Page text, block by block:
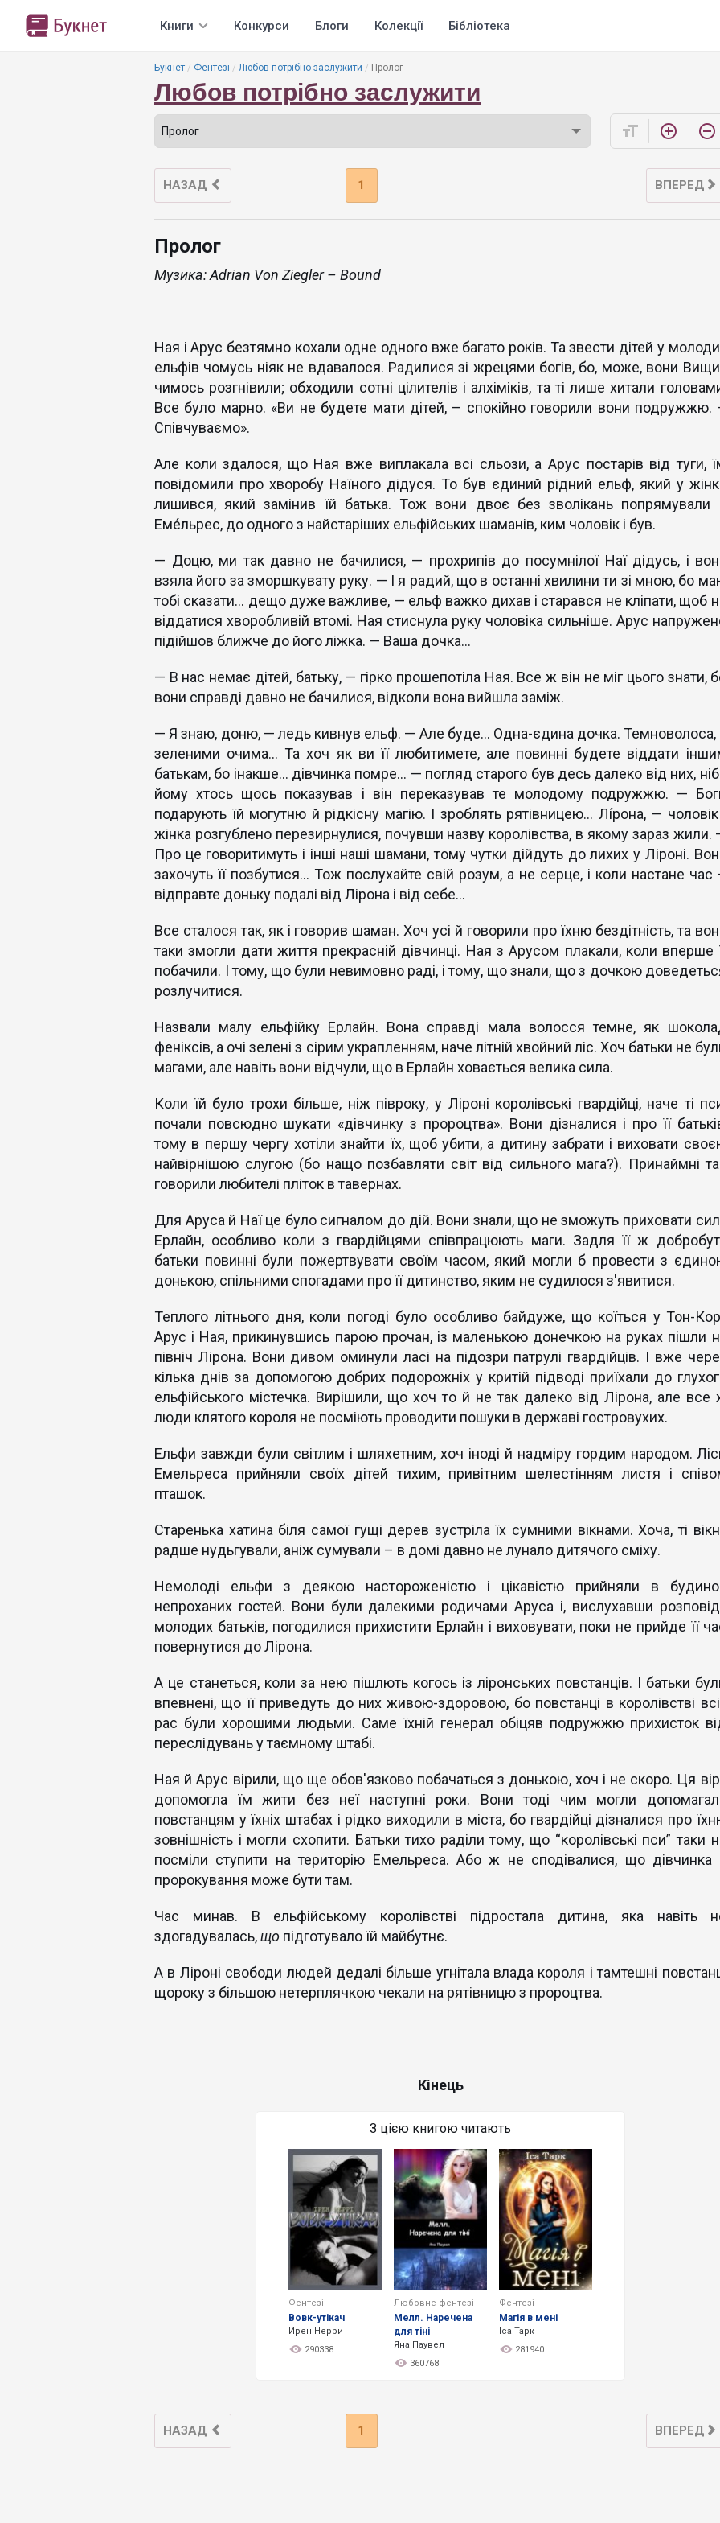
Книги Конкурси Блоги Колекції Бібліотека
Букнет Фентезі Любов потрібно заслужити Пролог
Любов потрібно заслужити
format_size add_circle_outline remove_circle_outline
НАЗАД 1 ВПЕРЕД
Пролог
Музика: Adrian Von Ziegler – Bound
Ная і Арус безтямно кохали одне одного вже багато років. Та звести дітей у
ельфів чомусь ніяк не вдавалося. Радилися зі жрецями богів, бо, може, вони
чимось розгнівили; обходили сотні цілителів і алхіміків, та ті лише хитали
Все було марно. «Ви не будете мати дітей, – спокійно говорили вони подружжю.
Співчуваємо».
Але коли здалося, що Ная вже виплакала всі сльози, а Арус постарів від туги,
повідомили про хворобу Наїного дідуся. То був єдиний рідний ельф, який у
лишився, який замінив їй батька. Тож вони двоє без зволікань попрямували
Емéльрес, до одного з найстаріших ельфійських шаманів, ким чоловік і був.
— Доцю, ми так давно не бачилися, — прохрипів до посумнілої Наї дідусь, і
взяла його за зморшкувату руку. — І я радий, що в останні хвилини ти зі мною, бо
тобі сказати… дещо дуже важливе, — ельф важко дихав і старався не кліпати, щоб
віддатися хворобливій втомі. Ная стиснула руку чоловіка сильніше. Арус
підійшов ближче до його ліжка. — Ваша дочка...
— В нас немає дітей, батьку, — гірко прошепотіла Ная. Все ж він не міг цього знати,
вони справді давно не бачилися, відколи вона вийшла заміж.
— Я знаю, доню, — ледь кивнув ельф. — Але буде... Одна-єдина дочка. Темноволоса,
зеленими очима... Та хоч як ви її любитимете, але повинні будете віддати
батькам, бо інакше... дівчинка помре... — погляд старого був десь далеко від них,
йому хтось щось показував і він переказував те молодому подружжю. —
подарують їй могутню й рідкісну магію. І зроблять рятівницею... Лíрона, — чоловік
жінка розгублено перезирнулися, почувши назву королівства, в якому зараз жили.
Про це говоритимуть і інші наші шамани, тому чутки дійдуть до лихих у Ліроні.
захочуть її позбутися... Тож послухайте свій розум, а не серце, і коли настане час
відправте доньку подалі від Лірона і від себе...
Все сталося так, як і говорив шаман. Хоч усі й говорили про їхню бездітність, та
таки змогли дати життя прекрасній дівчинці. Ная з Арусом плакали, коли вперше
побачили. І тому, що були невимовно раді, і тому, що знали, що з дочкою
розлучитися.
Назвали малу ельфійку Ерлайн. Вона справді мала волосся темне, як
феніксів, а очі зелені з сірим украпленням, наче літній хвойний ліс. Хоч батьки не
магами, але навіть вони відчули, що в Ерлайн ховається велика сила.
Коли їй було трохи більше, ніж півроку, у Ліроні королівські гвардійці, наче ті
почали повсюдно шукати «дівчинку з пророцтва». Вони дізналися і про її
тому в першу чергу хотіли знайти їх, щоб убити, а дитину забрати і виховати
найвірнішою слугою (бо нащо позбавляти світ від сильного мага?). Принаймні
говорили любителі пліток в тавернах.
Для Аруса й Наї це було сигналом до дій. Вони знали, що не зможуть приховати
Ерлайн, особливо коли з гвардійцями співпрацюють маги. Задля її ж
батьки повинні були пожертвувати своїм часом, який могли б провести з
донькою, спільними спогадами про її дитинство, яким не судилося з'явитися.
Теплого літнього дня, коли погоді було особливо байдуже, що коїться у Тон-
Арус і Ная, прикинувшись парою прочан, із маленькою донечкою на руках пішли
північ Лірона. Вони дивом оминули ласі на підозри патрулі гвардійців. І вже
кілька днів за допомогою добрих подорожніх у критій підводі приїхали до
ельфійського містечка. Вирішили, що хоч то й не так далеко від Лірона, але все
люди клятого короля не посміють проводити пошуки в державі гостровухих.
Ельфи завжди були світлим і шляхетним, хоч іноді й надміру гордим народом.
Емельреса прийняли своїх дітей тихим, привітним шелестінням листя і
пташок.
Старенька хатина біля самої гущі дерев зустріла їх сумними вікнами. Хоча, ті
радше нудьгували, аніж сумували – в домі давно не лунало дитячого сміху.
Немолоді ельфи з деякою настороженістю і цікавістю прийняли в
непроханих гостей. Вони були далекими родичами Аруса і, вислухавши
молодих батьків, погодилися прихистити Ерлайн і виховувати, поки не прийде її
повернутися до Лірона.
А це станеться, коли за нею пішлють когось із ліронських повстанців. І батьки
впевнені, що її приведуть до них живою-здоровою, бо повстанці в королівстві
рас були хорошими людьми. Саме їхній генерал обіцяв подружжю прихисток
переслідувань у таємному штабі.
Ная й Арус вірили, що ще обов'язково побачаться з донькою, хоч і не скоро. Ця
допомогла їм жити без неї наступні роки. Вони тоді чим могли
повстанцям у їхніх штабах і рідко виходили в міста, бо гвардійці дізналися про
зовнішність і могли схопити. Батьки тихо раділи тому, що “королівські пси” таки
посміли ступити на територію Емельреса. Або ж не сподівалися, що дівчинка
пророкування може бути там.
Час минав. В ельфійському королівстві підростала дитина, яка навіть
здогадувалась,що підготувало їй майбутнє.
А в Ліроні свободи людей дедалі більше угнітала влада короля і тамтешні
щороку з більшою нетерплячкою чекали на рятівницю з пророцтва.
Кінець
З цією книгою читають
Фентезі
Вовк-утікач
Ирен Нерри
290338
Любовне фентезі
Мелл. Наречена
для тіні
Яна Паувел
360768
Фентезі
Магія в мені
Іса Тарк
281940
НАЗАД 1 ВПЕРЕД